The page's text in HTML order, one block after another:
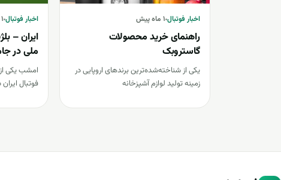
اخبار فوتبال ۱ ماه پیش
راهنمای خرید محصولات
گاستروبک
یکی از شناخته‌شده‌ترین برندهای اروپایی در
زمینه تولید لوازم آشپزخانه
طی سال‌ها فعالیت…
اخبار فوتبال ۱ ماه پیش
ایران –
زنده در
امشب یکی
فوتبال